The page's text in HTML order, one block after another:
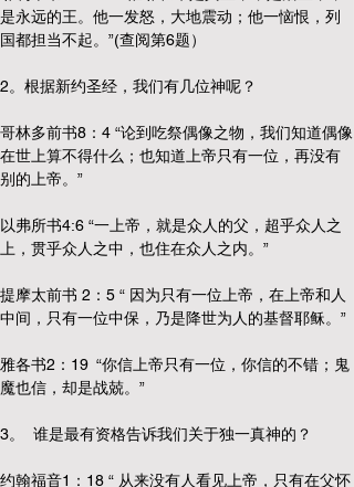
是永远的王。他一发怒，大地震动；他一恼恨，列
国都担当不起。”(查阅第6题）
2。根据新约圣经，我们有几位神呢？
哥林多前书8：4 “论到吃祭偶像之物，我们知道偶像
在世上算不得什么；也知道上帝只有一位，再没有
别的上帝。”
以弗所书4:6 “一上帝，就是众人的父，超乎众人之
上，贯乎众人之中，也住在众人之内。”
提摩太前书 2：5 “ 因为只有一位上帝，在上帝和人
中间，只有一位中保，乃是降世为人的基督耶稣。”
雅各书2：19  “你信上帝只有一位，你信的不错；鬼
魔也信，却是战兢。”
3。  谁是最有资格告诉我们关于独一真神的？
约翰福音1：18 “ 从来没有人看见上帝，只有在父怀